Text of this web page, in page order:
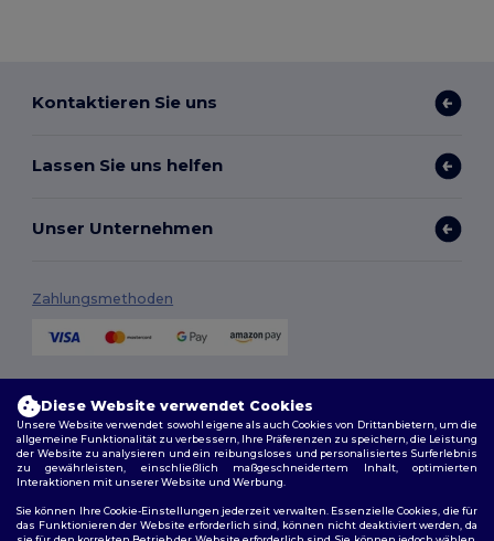
Kontaktieren Sie uns
Lassen Sie uns helfen
Unser Unternehmen
Zahlungsmethoden
Diese Website verwendet Cookies
Unsere Website verwendet sowohl eigene als auch Cookies von Drittanbietern, um die
allgemeine Funktionalität zu verbessern, Ihre Präferenzen zu speichern, die Leistung
der Website zu analysieren und ein reibungsloses und personalisiertes Surferlebnis
zu gewährleisten, einschließlich maßgeschneidertem Inhalt, optimierten
Interaktionen mit unserer Website und Werbung.
Sie können Ihre Cookie-Einstellungen jederzeit verwalten. Essenzielle Cookies, die für
das Funktionieren der Website erforderlich sind, können nicht deaktiviert werden, da